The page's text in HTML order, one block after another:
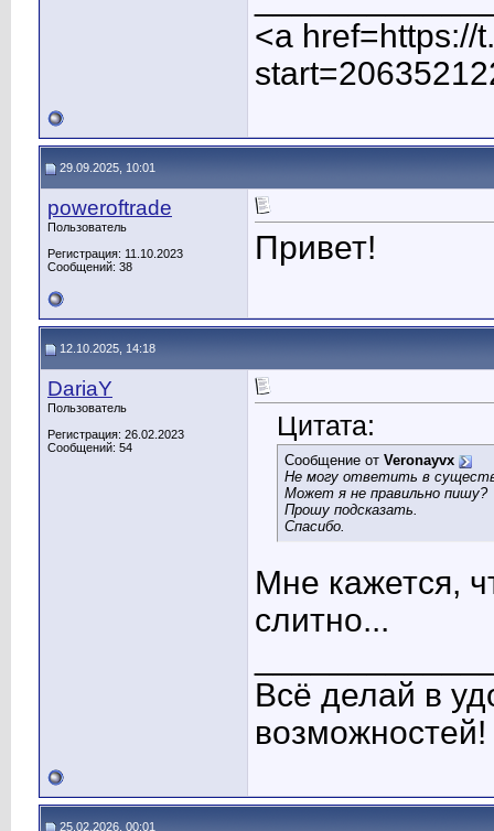
<a href=https://
29.09.2025, 10:01
poweroftrade
Пользователь
Регистрация: 11.10.2023
Сообщений: 38
Привет!
12.10.2025, 14:18
DariaY
Пользователь
Регистрация: 26.02.2023
Сообщений: 54
Цитата:
Сообщение от Veronayvx
Не могу ответить в
Может я не правильно пишу?
Прошу подсказать.
Спасибо.
Мне кажется,
слитно...
Всё делай в
возможностей!
25.02.2026, 00:01